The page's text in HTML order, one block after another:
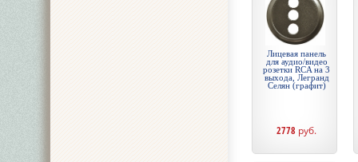
Лицевая панель
для аудио/видео
розетки RCA на 3
выхода, Легранд
Селян (графит)
2778 руб.